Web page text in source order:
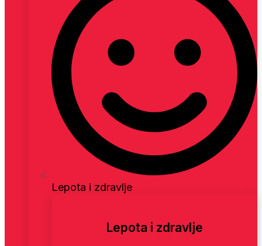
Lepota i zdravlje
Lepota i zdravlje